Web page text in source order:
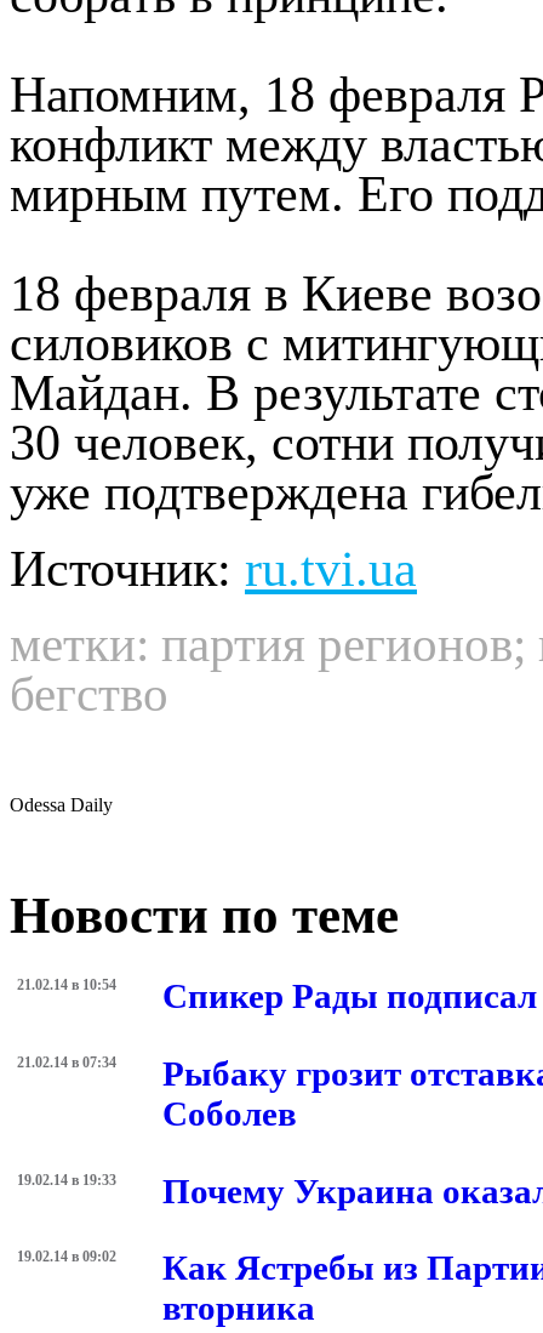
Напомним, 18 февраля
конфликт между
мирным путем. Его
18 февраля в Киеве
силовиков с
Майдан. В результате
30 человек, сотни
уже подтверждена
Источник: ru.tvi.ua
метки: партия регионов;
бегство
Odessa Daily
Новости по теме
21.02.14 в 10:54 Спикер Рады
21.02.14 в 07:34
Рыбаку грозит
Соболев
19.02.14 в 19:33 Почему Украина
19.02.14 в 09:02
Как Ястребы из
вторника